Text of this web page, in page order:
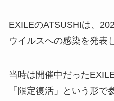
EXILEのATSUSHIは、
ウイルスへの感染を発表
当時は開催中だった
「限定復活」という形で